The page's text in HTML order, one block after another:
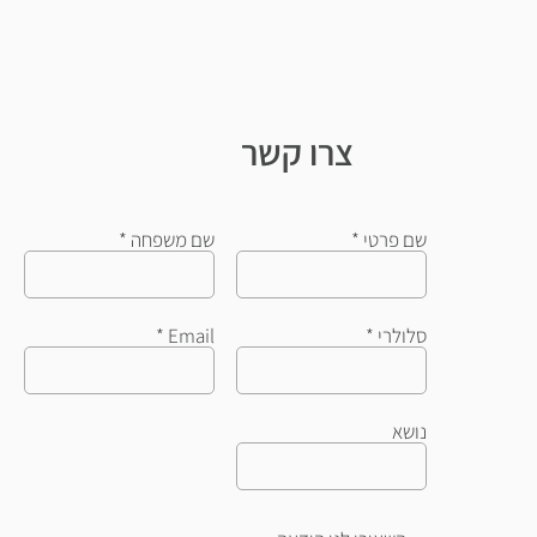
צרו קשר
שם משפחה שם פרטי
Email סלולרי
נושא